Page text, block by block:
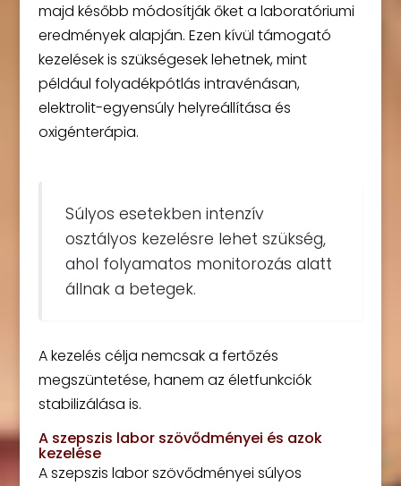
majd később módosítják őket a laboratóriumi
eredmények alapján. Ezen kívül támogató
kezelések is szükségesek lehetnek, mint
például folyadékpótlás intravénásan,
elektrolit-egyensúly helyreállítása és
oxigénterápia.
Súlyos esetekben intenzív
osztályos kezelésre lehet szükség,
ahol folyamatos monitorozás alatt
állnak a betegek.
A kezelés célja nemcsak a fertőzés
megszüntetése, hanem az életfunkciók
stabilizálása is.
A szepszis labor szövődményei és azok
kezelése
A szepszis labor szövődményei súlyos